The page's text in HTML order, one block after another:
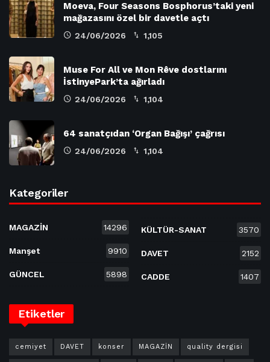
Moeva, Four Seasons Bosphorus’taki yeni
mağazasını özel bir davetle açtı
24/06/2026 1,105
Muse For All ve Mon Rêve dostlarını
İstinyePark’ta ağırladı
24/06/2026 1,104
64 sanatçıdan ‘Organ Bağışı’ çağrısı
24/06/2026 1,104
Kategoriler
MAGAZİN 14296
Manşet 9910
GÜNCEL 5898
KÜLTÜR-SANAT 3570
DAVET 2152
CADDE 1407
Etiketler
cemiyet DAVET konser MAGAZİN quality dergisi